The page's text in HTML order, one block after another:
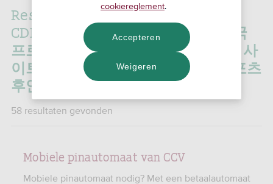
Resultaten voor:'성동바둑이
CDDC7͵C0M 프로모션코드 B77 미국
프로야구경기일정Ⅼ인터넷축구중계사
이트ჶ미네소타중계ῖ서초홀덤น스포츠
후안카요/'
58 resultaten gevonden
Mobiele pinautomaat van CCV
Mobiele pinautomaat nodig? Met een betaalautomaat
cookiereglement.
Weigeren
Accepteren